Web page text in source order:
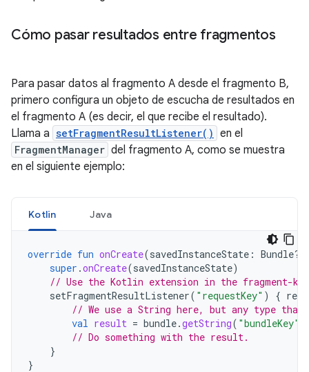
Cómo pasar resultados entre fragmentos
Para pasar datos al fragmento A desde el fragmento B,
primero configura un objeto de escucha de resultados en
el fragmento A (es decir, el que recibe el resultado).
Llama a setFragmentResultListener() en el
FragmentManager del fragmento A, como se muestra
en el siguiente ejemplo:
Kotlin Java
override fun onCreate(savedInstanceState : Bundle?)
super .onCreate(savedInstanceState)
// Use the Kotlin extension in the fragment-
setFragmentResultListener( "requestKey" ) {
// We use a String here, but any type
val result = bundle.getString( "bundleKey"
// Do something with the result.
}
}